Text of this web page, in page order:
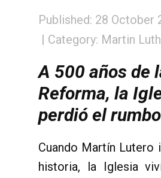
Published: 28 October
Category: Martin
A 500 años de
Reforma, la
perdió el rumbo
Cuando Martín Lutero
historia, la Iglesia